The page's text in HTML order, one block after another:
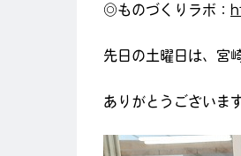
◎ものづくりラボ：
先日の土曜日は、宮
ありがとうございま